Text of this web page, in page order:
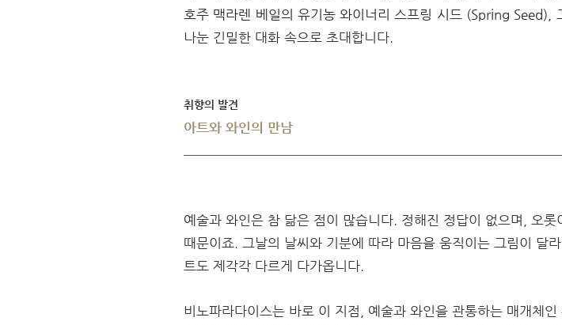
호주 맥라렌 베일의 유기농 와이너리 스프링 시드 (Spring Seed),
나눈 긴밀한 대화 속으로 초대합니다.
취향의 발견
아트와 와인의 만남
예술과 와인은 참 닮은 점이 많습니다. 정해진 정답이 없으며, 오
때문이죠. 그날의 날씨와 기분에 따라 마음을 움직이는 그림이 달
트도 제각각 다르게 다가옵니다.
비노파라다이스는 바로 이 지점, 예술과 와인을 관통하는 매개체